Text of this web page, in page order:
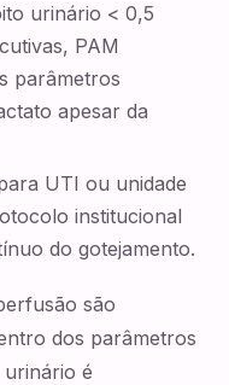
urinário < 0,5
PAM
parâmetros
apesar da
UTI ou unidade
institucional
do gotejamento.
são
dos parâmetros
é